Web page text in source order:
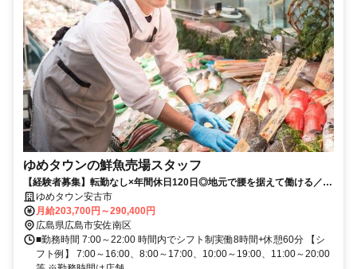
ゆめタウンの鮮魚売場スタッフ
【経験者募集】転勤なし×年間休日120日◎地元で腰を据えて働ける／市
場対応なし
ゆめタウン安古市
月給203,700円～290,400円
広島県広島市安佐南区
■勤務時間 7:00～22:00 時間内でシフト制実働8時間+休憩60分 【シ
フト例】 7:00～16:00、8:00～17:00、10:00～19:00、11:00～20:00